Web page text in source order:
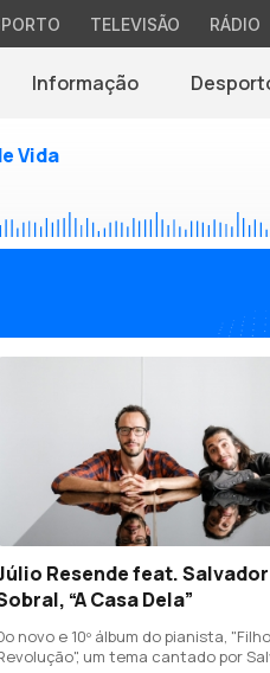
TELEVISÃO RÁDIO
Informação
Vida
Resende feat. Salvador
“A Casa Dela”
novo e 10º álbum do pianista,
um tema cantado por